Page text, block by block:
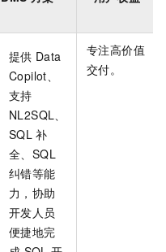
提供 Data
Copilot、
支持
NL2SQL、
SQL 补
全、SQL
纠错等能
力，协助
开发人员
便捷地完
专注高价值
交付。